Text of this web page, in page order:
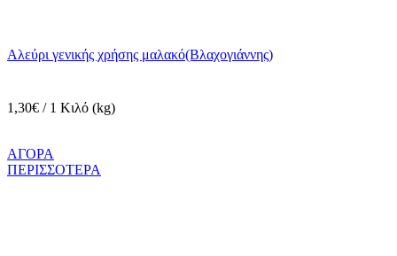
Αλεύρι γενικής χρήσης μαλακό(Βλαχογιάννης)
1,30€ / 1 Κιλό (kg)
ΑΓΟΡΑ
ΠΕΡΙΣΣΟΤΕΡΑ